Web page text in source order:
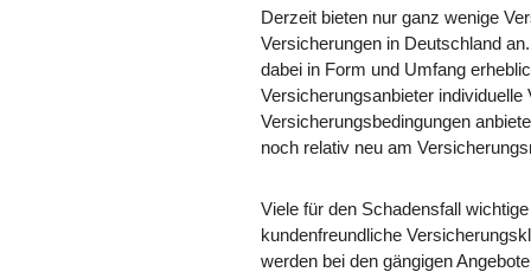
Derzeit bieten nur ganz wenige
Versicherungen in Deutschland
dabei in Form und Umfang
Versicherungsanbieter
Versicherungsbedingungen
noch relativ neu am
Viele für den Schadensfall wichtige
kundenfreundliche
werden bei den gängigen